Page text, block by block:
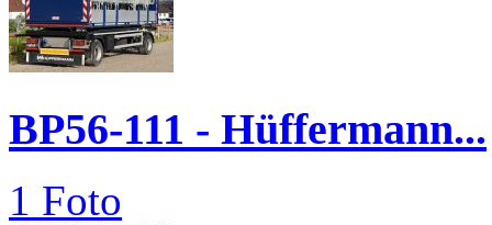
BP56-111 - Hüffermann...
1 Foto